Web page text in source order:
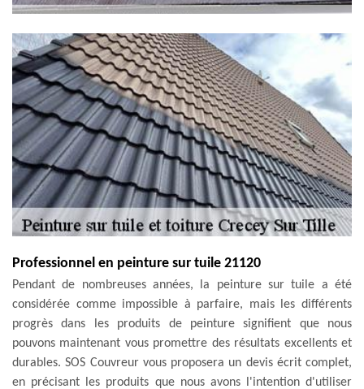
Professionnel en peinture sur tuile 21120
Pendant de nombreuses années, la peinture sur tuile a été
considérée comme impossible à parfaire, mais les différents
progrès dans les produits de peinture signifient que nous
pouvons maintenant vous promettre des résultats excellents et
durables. SOS Couvreur vous proposera un devis écrit complet,
en précisant les produits que nous avons l'intention d'utiliser